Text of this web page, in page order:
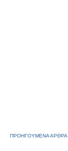
ΠΡΟΗΓΟΥΜΕΝΑ ΑΡΘΡΑ